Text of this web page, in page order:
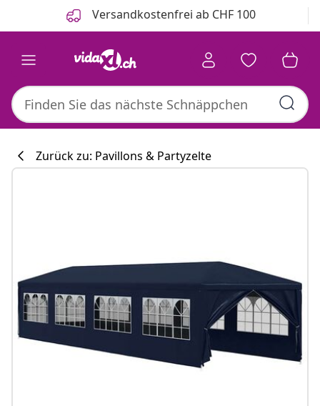
Versandkostenfrei ab CHF 100
Zurück zu: Pavillons & Partyzelte